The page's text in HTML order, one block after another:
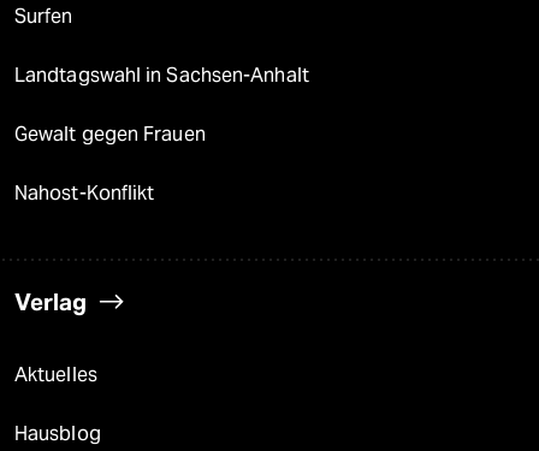
Surfen
Landtagswahl in Sachsen-Anhalt
Gewalt gegen Frauen
Nahost-Konflikt
Verlag
Aktuelles
Hausblog